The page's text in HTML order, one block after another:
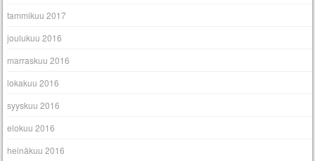
tammikuu 2017
joulukuu 2016
marraskuu 2016
lokakuu 2016
syyskuu 2016
elokuu 2016
heinäkuu 2016